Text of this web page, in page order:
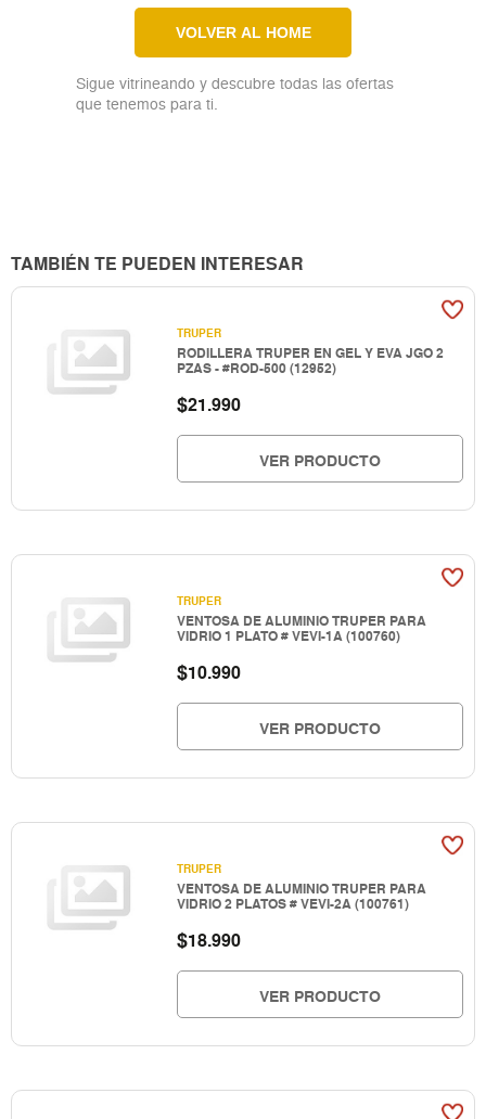
VOLVER AL HOME
Sigue vitrineando y descubre todas las ofertas
que tenemos para ti.
TAMBIÉN TE PUEDEN INTERESAR
TRUPER
RODILLERA TRUPER EN GEL Y EVA JGO 2
PZAS - #ROD-500 (12952)
$21.990
VER PRODUCTO
TRUPER
VENTOSA DE ALUMINIO TRUPER PARA
VIDRIO 1 PLATO # VEVI-1A (100760)
$10.990
VER PRODUCTO
TRUPER
VENTOSA DE ALUMINIO TRUPER PARA
VIDRIO 2 PLATOS # VEVI-2A (100761)
$18.990
VER PRODUCTO